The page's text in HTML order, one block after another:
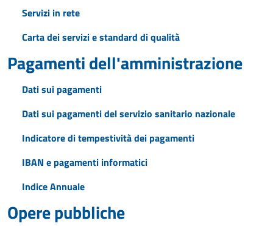
Servizi in rete
Carta dei servizi e standard di qualità
Pagamenti dell'amministrazione
Dati sui pagamenti
Dati sui pagamenti del servizio sanitario nazionale
Indicatore di tempestività dei pagamenti
IBAN e pagamenti informatici
Indice Annuale
Opere pubbliche